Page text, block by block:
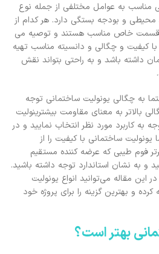
مناسب به عوامل مختلفی از جمله نوع
محیطی و بودجه بستگی دارد. هر کدام از
قسمت خاص مناسب هستند و توصیه می
کیفیت و چگالی و دانسیته مناسب تهیه
داشته باشد و به راحتی بتواند نقش
به چگالی یونولیت ساختمانی توجه
بالاتر به معنای مقاومت بیشترینولیت
به کاربرد مورد نظر انتخاب نمایید و در
ساختمانی با کیفیت را از
فوم طیبی که عرضه کننده مستقیم
و به نشان استاندارد توجه داشته باشید.
این مقاله می‌توانید انواع یونولیت
و بهترین گزینه را برای پروژه خود
بهتر است؟